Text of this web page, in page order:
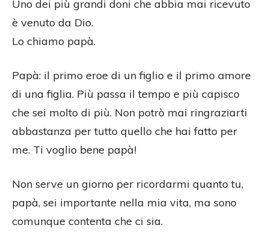
Uno dei più grandi doni che abbia mai ricevuto
è venuto da Dio.
Lo chiamo papà.
Papà: il primo eroe di un figlio e il primo amore
di una figlia. Più passa il tempo e più capisco
che sei molto di più. Non potrò mai ringraziarti
abbastanza per tutto quello che hai fatto per
me. Ti voglio bene papà!
Non serve un giorno per ricordarmi quanto tu,
papà, sei importante nella mia vita, ma sono
comunque contenta che ci sia.